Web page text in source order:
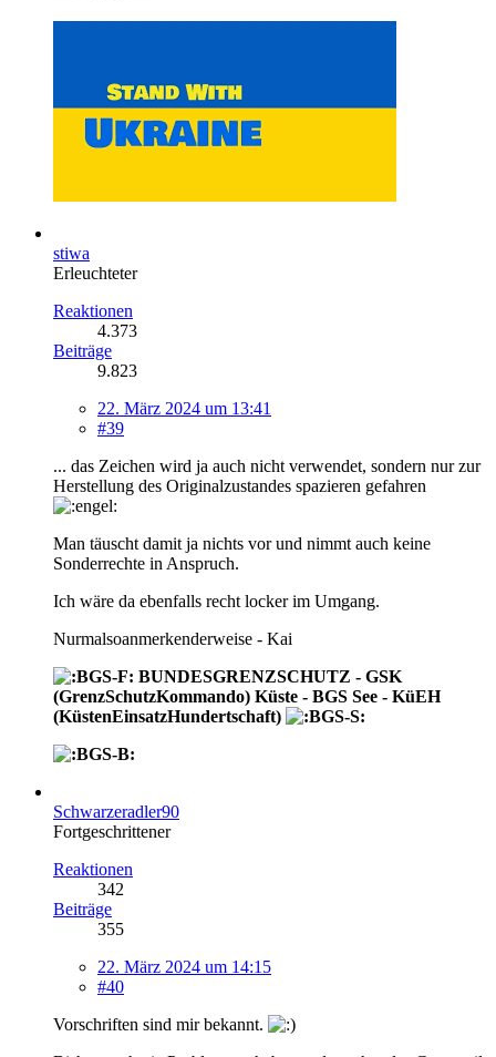
stiwa
Erleuchteter
Reaktionen
4.373
Beiträge
9.823
22. März 2024 um 13:41
#39
... das Zeichen wird ja auch nicht verwendet, sondern nur zur
Herstellung des Originalzustandes spazieren gefahren
Man täuscht damit ja nichts vor und nimmt auch keine
Sonderrechte in Anspruch.
Ich wäre da ebenfalls recht locker im Umgang.
Nurmalsoanmerkenderweise - Kai
BUNDESGRENZSCHUTZ - GSK
(GrenzSchutzKommando) Küste - BGS See - KüEH
(KüstenEinsatzHundertschaft)
Schwarzeradler90
Fortgeschrittener
Reaktionen
342
Beiträge
355
22. März 2024 um 14:15
#40
Vorschriften sind mir bekannt.